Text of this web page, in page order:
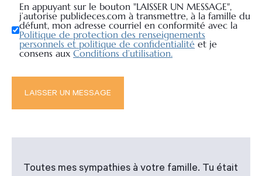
En appuyant sur le bouton "LAISSER UN MESSAGE",
j’autorise publideces.com à transmettre, à la famille du
défunt, mon adresse courriel en conformité avec la
Politique de protection des renseignements
personnels et politique de confidentialité et je
consens aux Conditions d’utilisation.
Toutes mes sympathies à votre famille. Tu était